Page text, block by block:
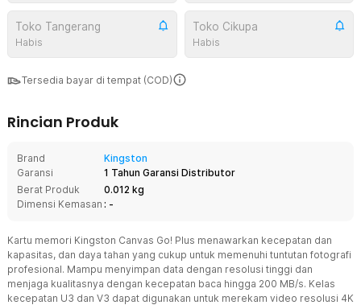
Toko Tangerang
Habis
Toko Cikupa
Habis
Tersedia bayar di tempat (COD)
Rincian Produk
Brand
Kingston
Garansi
1 Tahun Garansi Distributor
Berat Produk
0.012 kg
Dimensi Kemasan : -
Kartu memori Kingston Canvas Go! Plus menawarkan kecepatan dan
kapasitas, dan daya tahan yang cukup untuk memenuhi tuntutan fotografi
profesional. Mampu menyimpan data dengan resolusi tinggi dan
menjaga kualitasnya dengan kecepatan baca hingga 200 MB/s. Kelas
kecepatan U3 dan V3 dapat digunakan untuk merekam video resolusi 4K